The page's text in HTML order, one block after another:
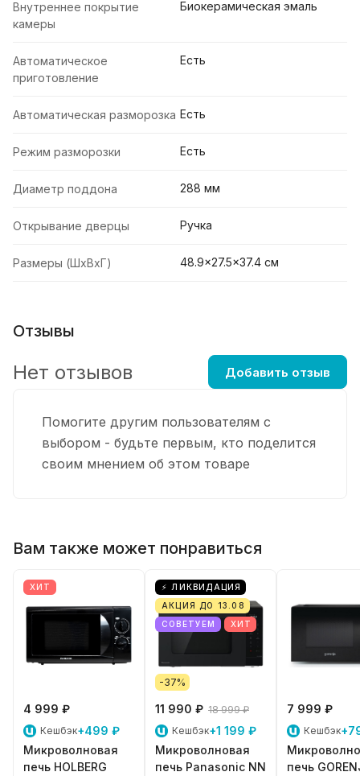
Внутреннее покрытие
камеры
Биокерамическая эмаль
Автоматическое
приготовление
Есть
Автоматическая разморозка Есть
Режим разморозки Есть
Диаметр поддона 288 мм
Открывание дверцы Ручка
Размеры (ШxВxГ) 48.9x27.5x37.4 cм
Отзывы
Помогите другим пользователям с
выбором - будьте первым, кто поделится
своим мнением об этом товаре
Нет отзывов Добавить отзыв
Вам также может понравиться
ХИТ
4 999 ₽
Кешбэк+499 ₽
Микроволновая
печь HOLBERG
⚡ ЛИКВИДАЦИЯ
АКЦИЯ ДО 13.08
СОВЕТУЕМ
ХИТ
-37%
11 990 ₽ 18 999 ₽
Кешбэк+1 199 ₽
Микроволновая
печь Panasonic NN
7 999 ₽
Кешбэк
печь